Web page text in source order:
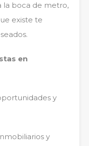
la boca de metro,
existe te
en
y
y